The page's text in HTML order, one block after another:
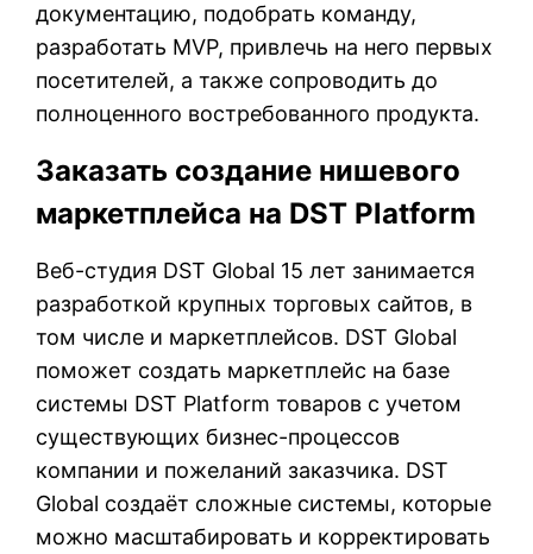
документацию, подобрать команду,
разработать MVP, привлечь на него первых
посетителей, а также сопроводить до
полноценного востребованного продукта.
Заказать создание нишевого
маркетплейса на DST Platform
Веб-студия DST Global 15 лет занимается
разработкой крупных торговых сайтов, в
том числе и маркетплейсов. DST Global
поможет создать маркетплейс на базе
системы DST Platform товаров с учетом
существующих бизнес-процессов
компании и пожеланий заказчика. DST
Global создаёт сложные системы, которые
можно масштабировать и корректировать